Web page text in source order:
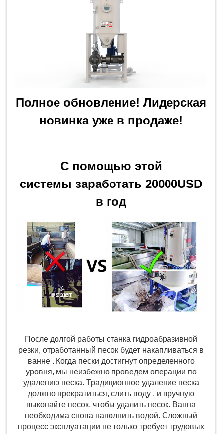
Полное обновление! Лидерская
новинка уже в продаже!
C помощью этой
системы заработать 20000USD
в год
После долгой работы станка гидроабразивной
резки, отработанный песок будет накапливаться в
ванне . Когда пески достигнут определенного
уровня, мы неизбежно проведем операции по
удалению песка. Традиционное удаление песка
должно прекратиться, слить воду , и вручную
выкопайте песок, чтобы удалить песок. Ванна
необходима снова наполнить водой. Сложный
процесс эксплуатации не только требует трудовых